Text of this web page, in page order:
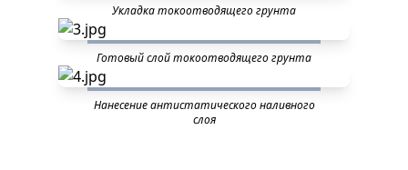
Укладка токоотводящего грунта
Готовый слой токоотводящего грунта
Нанесение антистатического наливного
слоя